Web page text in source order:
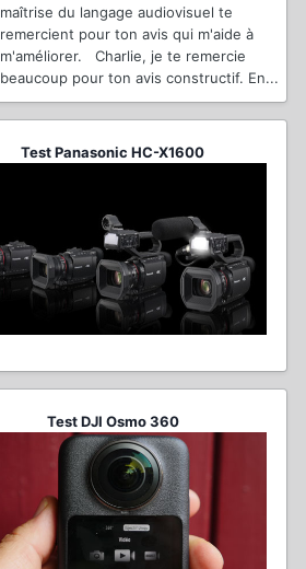
maîtrise du langage audiovisuel te
remercient pour ton avis qui m'aide à
m'améliorer. Charlie, je te remercie
beaucoup pour ton avis constructif. En...
Test Panasonic HC-X1600
Test DJI Osmo 360